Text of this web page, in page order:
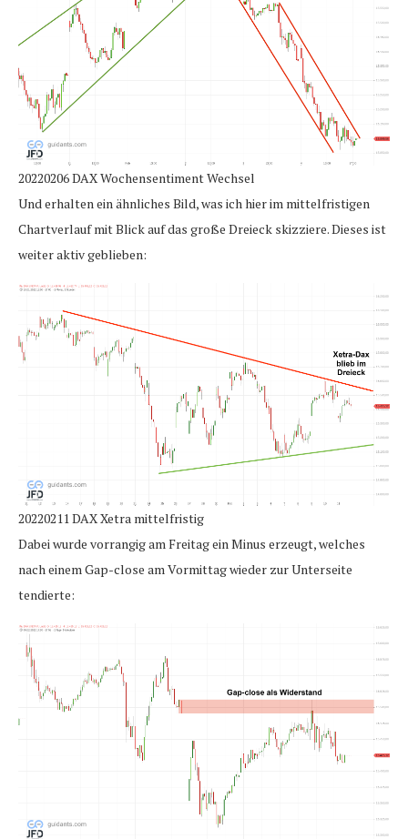
20220206 DAX Wochensentiment Wechsel
Und erhalten ein ähnliches Bild, was ich hier im mittelfristigen
Chartverlauf mit Blick auf das große Dreieck skizziere. Dieses ist
weiter aktiv geblieben:
20220211 DAX Xetra mittelfristig
Dabei wurde vorrangig am Freitag ein Minus erzeugt, welches
nach einem Gap-close am Vormittag wieder zur Unterseite
tendierte: